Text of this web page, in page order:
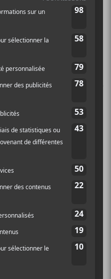
ont
Découverte en
/ Breakthrough
remis par le
et
(PACC).
PACC récompense un.e
anglophone avec ce prix
au Canada. Dans les
comme
Lou-Adriane
Cardin
Fredz,
Mustafa(récipiendaire
Polaris cette semaine),